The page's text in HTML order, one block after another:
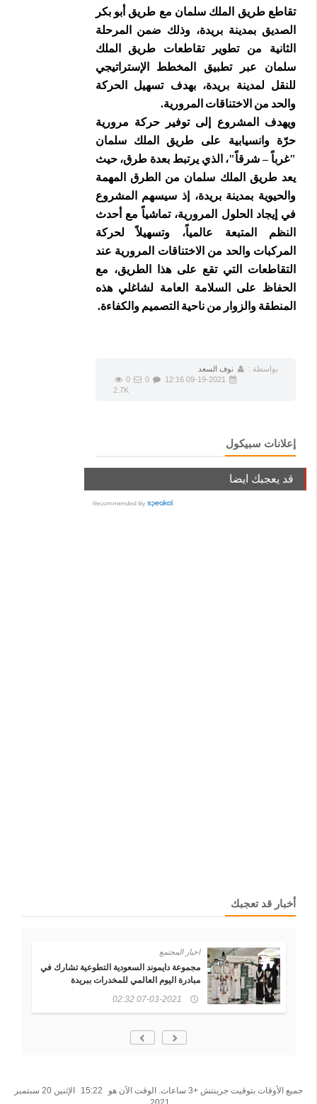
تقاطع طريق الملك سلمان مع طريق أبو بكر
الصديق بمدينة بريدة، وذلك ضمن المرحلة
الثانية من تطوير تقاطعات طريق الملك
سلمان عبر تطبيق المخطط الإستراتيجي
للنقل لمدينة بريدة، بهدف تسهيل الحركة
والحد من الاختناقات المرورية.
ويهدف المشروع إلى توفير حركة مرورية
حرّة وانسيابية على طريق الملك سلمان
"غرباً – شرقاً"، الذي يرتبط بعدة طرق، حيث
يعد طريق الملك سلمان من الطرق المهمة
والحيوية بمدينة بريدة، إذ سيسهم المشروع
في إيجاد الحلول المرورية، تماشياً مع أحدث
النظم المتبعة عالمياً، وتسهيلاً لحركة
المركبات والحد من الاختناقات المرورية عند
التقاطعات التي تقع على هذا الطريق، مع
الحفاظ على السلامة العامة لشاغلي هذه
المنطقة والزوار من ناحية التصميم والكفاءة.
بواسطة :
نوف السعد
0
2.7K
إعلانات سبيكول
قد يعجبك ايضا
أخبار قد تعجبك
اخبار المجتمع
مجموعة دايموند السعودية التطوعية تشارك في
مبادرة اليوم العالمي للمخدرات ببريدة
07-03-2021 02:32
جميع الأوقات بتوقيت جرينتش +3 ساعات. الوقت الآن هو 15:22
الإثنين 20 سبتمبر